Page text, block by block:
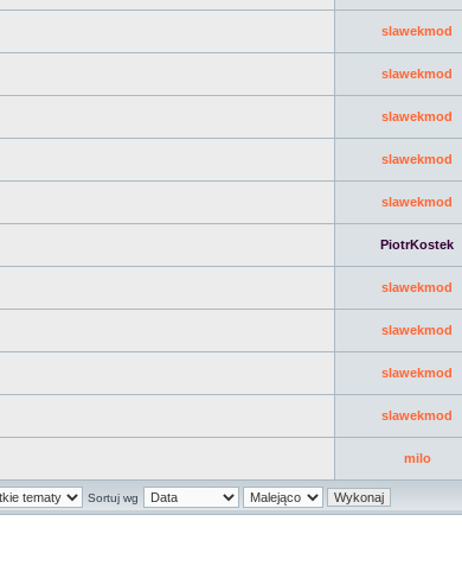
slawekmod
slawekmod
slawekmod
slawekmod
slawekmod
PiotrKostek
slawekmod
slawekmod
slawekmod
slawekmod
milo
Sortuj wg